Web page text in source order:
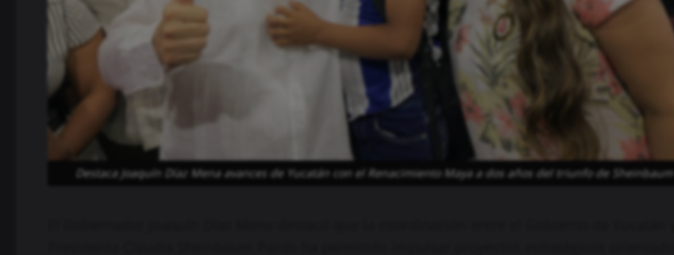
Destaca Joaquín Díaz Mena avances de Yucatán con el Renacimiento Maya a dos años del triunfo de Sheinbaum